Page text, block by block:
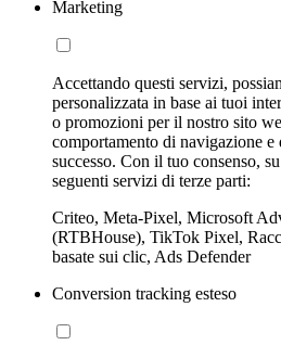
Marketing
Accettando questi servizi,
personalizzata in base ai tuoi
o promozioni per il nostro sito
comportamento di navigazione
successo. Con il tuo consenso,
seguenti servizi di terze parti:
Criteo, Meta-Pixel, Microsoft
(RTBHouse), TikTok Pixel,
basate sui clic, Ads Defender
Conversion tracking esteso